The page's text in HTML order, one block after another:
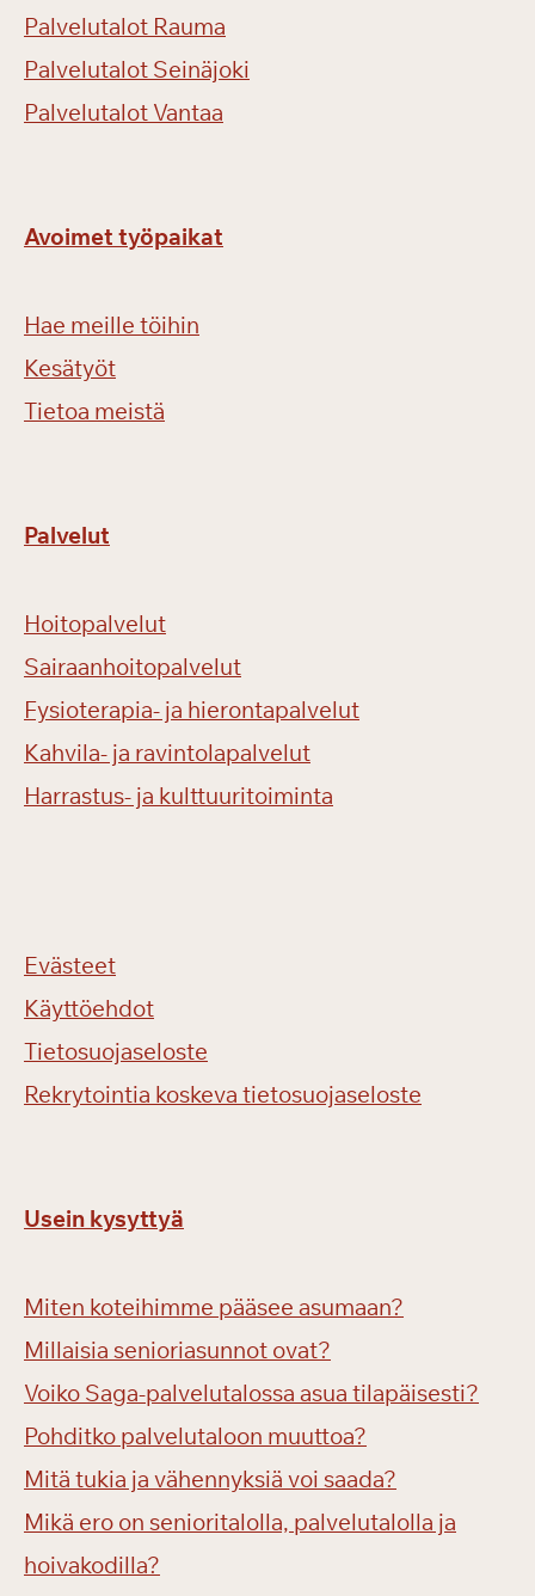
Palvelutalot Rauma
Palvelutalot Seinäjoki
Palvelutalot Vantaa
Avoimet työpaikat
Hae meille töihin
Kesätyöt
Tietoa meistä
Palvelut
Hoitopalvelut
Sairaanhoitopalvelut
Fysioterapia- ja hierontapalvelut
Kahvila- ja ravintolapalvelut
Harrastus- ja kulttuuritoiminta
Evästeet
Käyttöehdot
Tietosuojaseloste
Rekrytointia koskeva tietosuojaseloste
Usein kysyttyä
Miten koteihimme pääsee asumaan?
Millaisia senioriasunnot ovat?
Voiko Saga-palvelutalossa asua tilapäisesti?
Pohditko palvelutaloon muuttoa?
Mitä tukia ja vähennyksiä voi saada?
Mikä ero on senioritalolla, palvelutalolla ja
hoivakodilla?